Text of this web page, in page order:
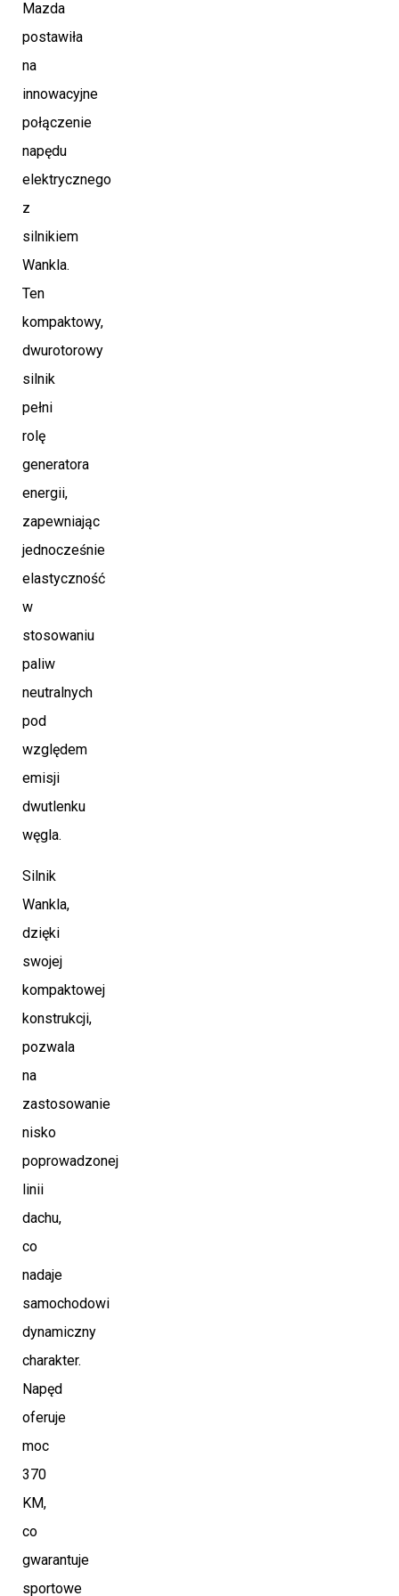
Mazda
postawiła
na
innowacyjne
połączenie
napędu
elektrycznego
z
silnikiem
Wankla.
Ten
kompaktowy,
dwurotorowy
silnik
pełni
rolę
generatora
energii,
zapewniając
jednocześnie
elastyczność
w
stosowaniu
paliw
neutralnych
pod
względem
emisji
dwutlenku
węgla.
Silnik
Wankla,
dzięki
swojej
kompaktowej
konstrukcji,
pozwala
na
zastosowanie
nisko
poprowadzonej
linii
dachu,
co
nadaje
samochodowi
dynamiczny
charakter.
Napęd
oferuje
moc
370
KM,
co
gwarantuje
sportowe